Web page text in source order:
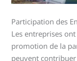
Participation des
Les entreprises
promotion de la
peuvent